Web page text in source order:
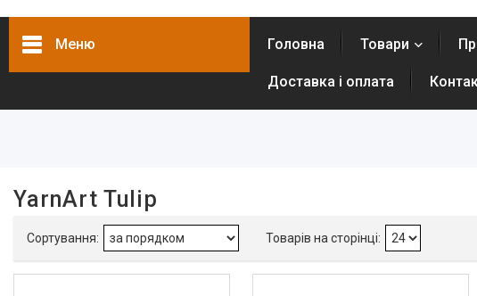
Меню
Зелений 1
Головна Товари
Доставка і оплата
YarnArt Tulip